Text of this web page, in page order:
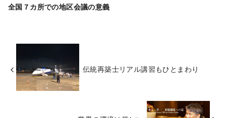
全国７カ所での地区会議の意義
伝統再築士リアル講習もひとまわり